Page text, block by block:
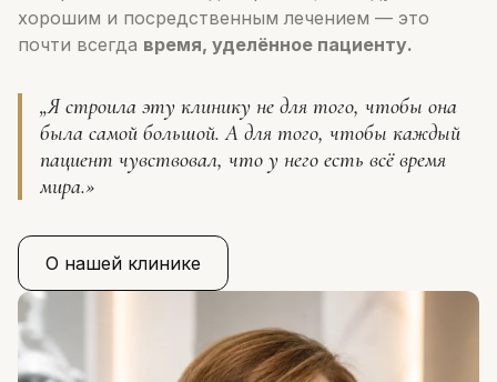
хорошим и посредственным лечением — это
почти всегда время, уделённое пациенту.
„Я строила эту клинику не для того, чтобы она
была самой большой. А для того, чтобы каждый
пациент чувствовал, что у него есть всё время
мира.»
О нашей клинике